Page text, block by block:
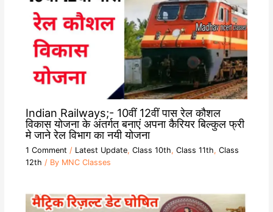
Indian Railways;- 10वीं 12वीं पास रेल कौशल
विकास योजना के अंतर्गत बनाएं अपना कैरियर बिल्कुल फ्री
मे जाने रेल विभाग का नयी योजना
1 Comment / Latest Update, Class 10th, Class 11th, Class
12th / By MNC Classes